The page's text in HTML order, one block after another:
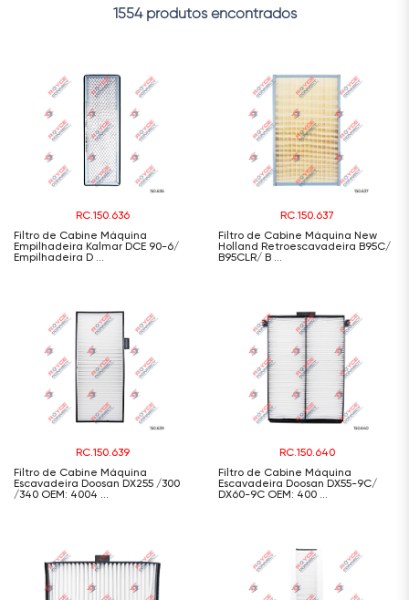
1554 produtos encontrados
RC.150.636
Filtro de Cabine Máquina
Empilhadeira Kalmar DCE 90-6/
Empilhadeira D ...
RC.150.637
Filtro de Cabine Máquina New
Holland Retroescavadeira B95C/
B95CLR/ B ...
RC.150.639
Filtro de Cabine Máquina
Escavadeira Doosan DX255 /300
/340 OEM: 4004 ...
RC.150.640
Filtro de Cabine Máquina
Escavadeira Doosan DX55-9C/
DX60-9C OEM: 400 ...